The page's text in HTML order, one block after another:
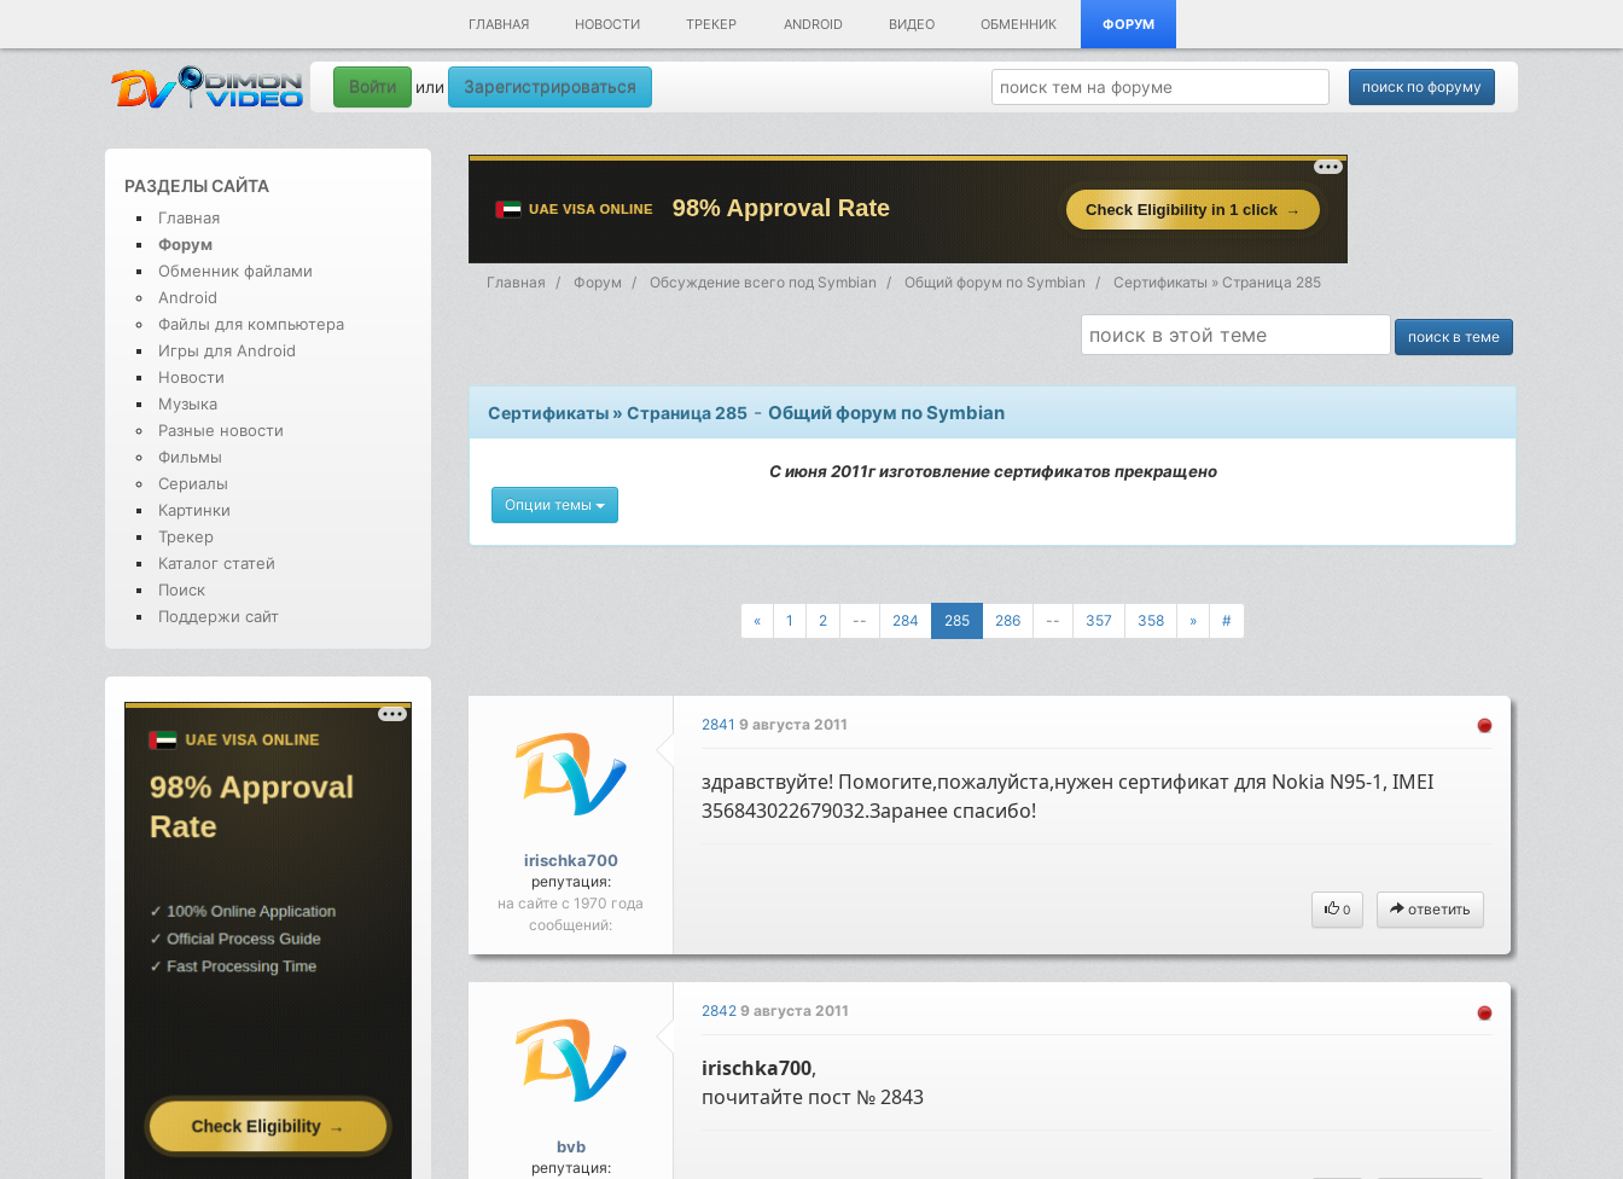
ГЛАВНАЯ НОВОСТИ ТРЕКЕР ANDROID ВИДЕО ОБМЕННИК ФОРУМ
Войти или Зарегистрироваться
РАЗДЕЛЫ САЙТА
Главная
Форум
Обменник файлами
Android
Файлы для компьютера
Игры для Android
Новости
Музыка
Разные новости
Фильмы
Сериалы
Картинки
Трекер
Каталог статей
Поиск
Поддержи сайт
Главная Форум Обсуждение всего под Symbian Общий форум по Symbian Сертификаты » Страница 285
Сертификаты » Страница 285 -Общий форум по Symbian
С июня 2011г изготовление сертификатов прекращено
Опции темы
« 1 2 -- 284 285 286 -- 357 358 » #
irischka700
репутация:
на сайте с 1970 года
сообщений:
2841 9 августа 2011
здравствуйте! Помогите,пожалуйста,нужен сертификат для Nokia N95-1, IMEI
356843022679032.Заранее спасибо!
0 ответить
bvb
репутация:
2842 9 августа 2011
irischka700,
почитайте пост № 2843